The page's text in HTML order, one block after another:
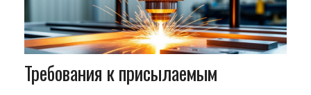
Требования к присылаемым